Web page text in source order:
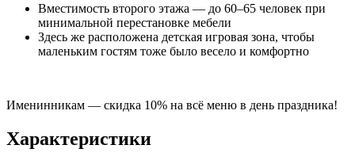
Вместимость второго этажа — до 60–65 человек при
минимальной перестановке мебели
Здесь же расположена детская игровая зона, чтобы
маленьким гостям тоже было весело и комфортно
Именинникам — скидка 10% на всё меню в день праздника!
Характеристики